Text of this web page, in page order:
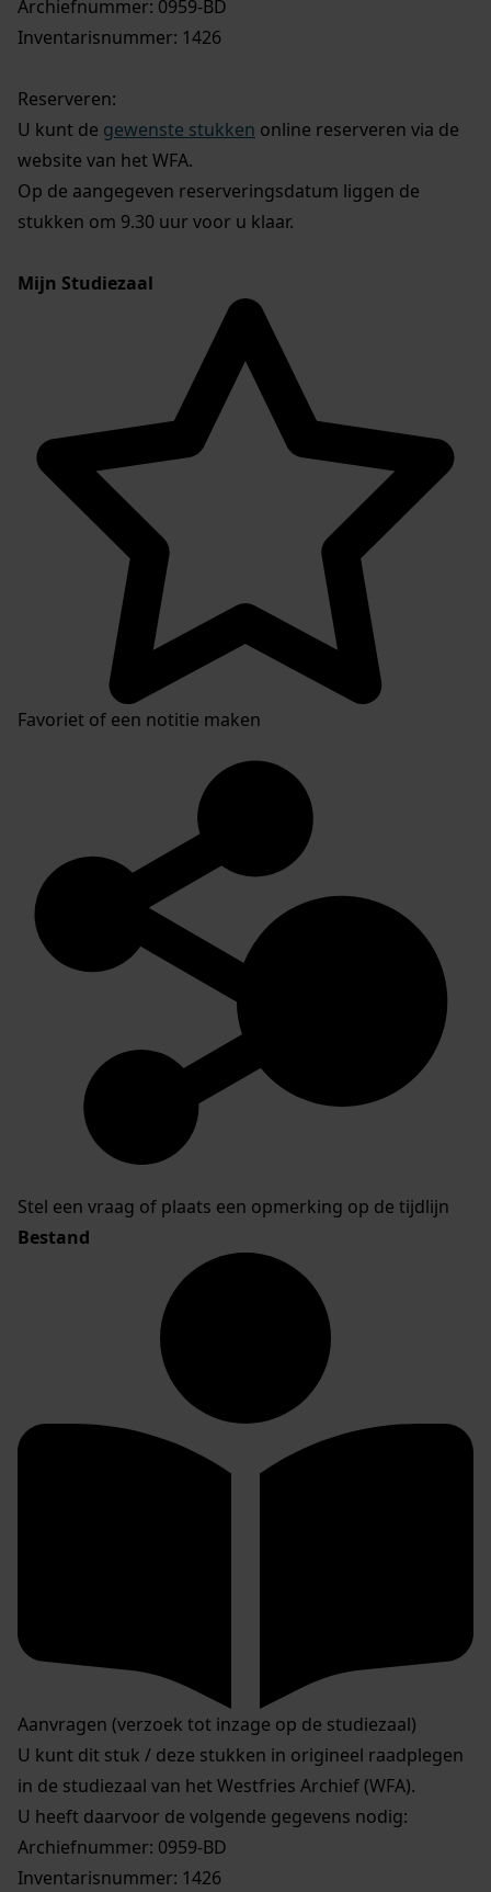
Archiefnummer: 0959-BD
Inventarisnummer: 1426
Reserveren:
U kunt de gewenste stukken online reserveren via de
website van het WFA.
Op de aangegeven reserveringsdatum liggen de
stukken om 9.30 uur voor u klaar.
Mijn Studiezaal
Favoriet of een notitie maken
Stel een vraag of plaats een opmerking op de tijdlijn
Bestand
Aanvragen (verzoek tot inzage op de studiezaal)
U kunt dit stuk / deze stukken in origineel raadplegen
in de studiezaal van het Westfries Archief (WFA).
U heeft daarvoor de volgende gegevens nodig:
Archiefnummer: 0959-BD
Inventarisnummer: 1426